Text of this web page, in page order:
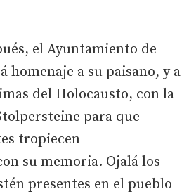
el Ayuntamiento de
homenaje a su paisano, y a
del Holocausto, con la
para que
tropiecen
su memoria. Ojalá los
presentes en el pueblo